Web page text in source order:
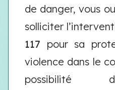
de danger, vous
solliciter
117 pour sa
violence dans le
possibilité